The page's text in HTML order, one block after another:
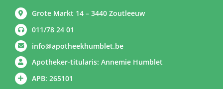
Grote Markt 14 – 3440 Zoutleeuw
011/78 24 01
info@apotheekhumblet.be
Apotheker-titularis: Annemie Humblet
APB: 265101